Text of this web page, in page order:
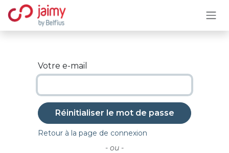
Se rendre au contenu
Votre e-mail
Réinitialiser le mot de passe
Retour à la page de connexion
- ou -